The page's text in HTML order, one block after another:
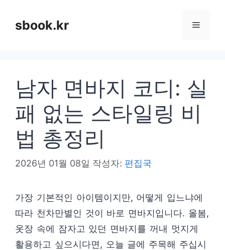
sbook.kr 메
남자 면바지 코디: 실
패 없는 스타일링 비
법 총정리
2026년 01월 08일 작성자: 편집국
가장 기본적인 아이템이지만, 어떻게 입느냐에
따라 천차만별인 것이 바로 면바지입니다. 올봄,
옷장 속에 잠자고 있던 면바지를 꺼내 멋지게
활용하고 싶으시다면, 오늘 글에 주목해 주십시